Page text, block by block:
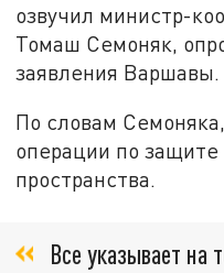
озвучил министр-
Томаш Семоняк,
заявления Варшавы.
По словам
операции по защите
пространства.
Все указывает на